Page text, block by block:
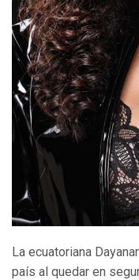
La ecuatoriana
país al quedar en